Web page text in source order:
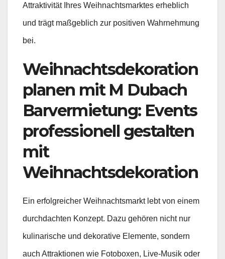
Attraktivität Ihres Weihnachtsmarktes erheblich
und trägt maßgeblich zur positiven Wahrnehmung
bei.
Weihnachtsdekoration
planen mit M Dubach
Barvermietung: Events
professionell gestalten
mit
Weihnachtsdekoration
Ein erfolgreicher Weihnachtsmarkt lebt von einem
durchdachten Konzept. Dazu gehören nicht nur
kulinarische und dekorative Elemente, sondern
auch Attraktionen wie Fotoboxen, Live-Musik oder